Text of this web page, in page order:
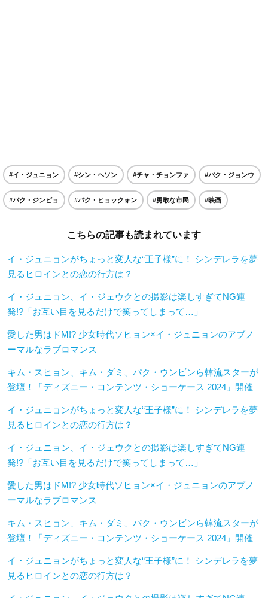
#イ・ジュニョン #シン・ヘソン #チャ・チョンファ #パク・ジョンウ
#パク・ジンピョ #パク・ヒョックォン #勇敢な市民 #映画
こちらの記事も読まれています
イ・ジュニョンがちょっと変人な“王子様”に！ シンデレラを夢
見るヒロインとの恋の行方は？
イ・ジュニョン、イ・ジェウクとの撮影は楽しすぎてNG連
発!?「お互い目を見るだけで笑ってしまって…」
愛した男はドM!? 少女時代ソヒョン×イ・ジュニョンのアブノ
ーマルなラブロマンス
キム・スヒョン、キム・ダミ、パク・ウンビンら韓流スターが
登壇！「ディズニー・コンテンツ・ショーケース 2024」開催
イ・ジュニョンがちょっと変人な“王子様”に！ シンデレラを夢
見るヒロインとの恋の行方は？
イ・ジュニョン、イ・ジェウクとの撮影は楽しすぎてNG連
発!?「お互い目を見るだけで笑ってしまって…」
愛した男はドM!? 少女時代ソヒョン×イ・ジュニョンのアブノ
ーマルなラブロマンス
キム・スヒョン、キム・ダミ、パク・ウンビンら韓流スターが
登壇！「ディズニー・コンテンツ・ショーケース 2024」開催
イ・ジュニョンがちょっと変人な“王子様”に！ シンデレラを夢
見るヒロインとの恋の行方は？